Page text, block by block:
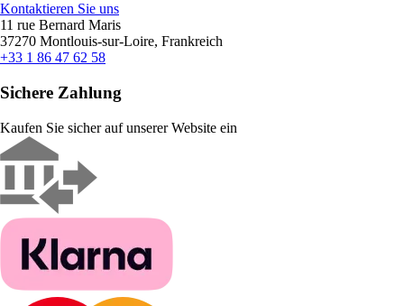
Kontaktieren Sie uns
11 rue Bernard Maris
37270 Montlouis-sur-Loire, Frankreich
+33 1 86 47 62 58
Sichere Zahlung
Kaufen Sie sicher auf unserer Website ein